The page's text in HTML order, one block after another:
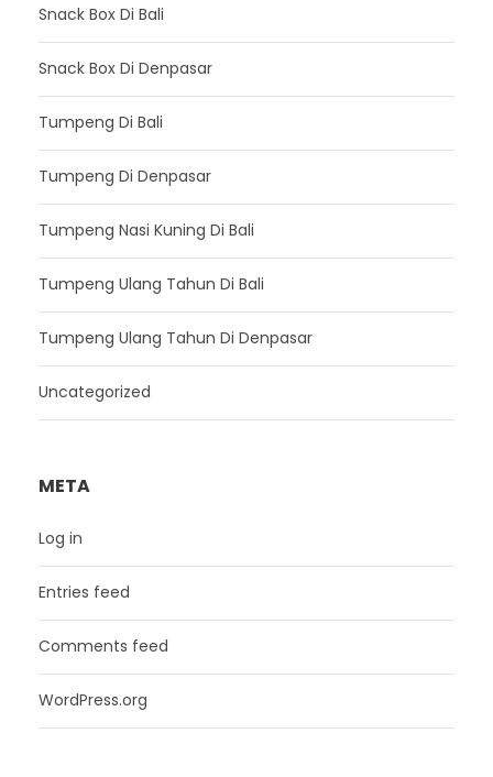
Snack Box Di Bali
Snack Box Di Denpasar
Tumpeng Di Bali
Tumpeng Di Denpasar
Tumpeng Nasi Kuning Di Bali
Tumpeng Ulang Tahun Di Bali
Tumpeng Ulang Tahun Di Denpasar
Uncategorized
META
Log in
Entries feed
Comments feed
WordPress.org